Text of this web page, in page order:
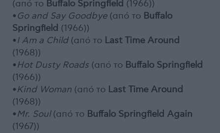
(από το Buffalo Springfield (1966))
•Go and Say Goodbye(από το Buffalo
Springfield (1966))
•I Am a Child(από το Last Time Around
(1968))
•Hot Dusty Roads (από το Buffalo Springfield
(1966))
•Kind Woman (από το Last Time Around
(1968))
•Mr. Soul(από το Buffalo Springfield Again
(1967))